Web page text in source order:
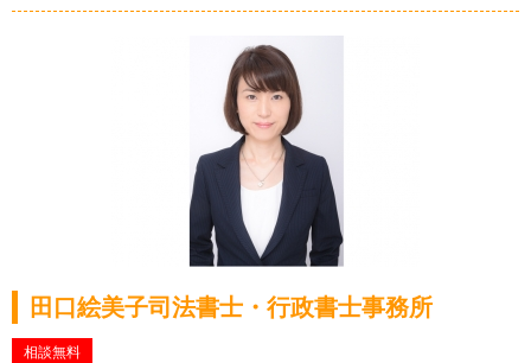
田口絵美子司法書士・行政書士事務所
相談無料